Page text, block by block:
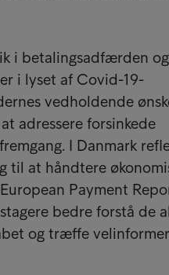
i betalingsadfærden og
i lyset af Covid-19-
vedholdende
adressere forsinkede
I Danmark
til at håndtere
Payment
bedre forstå de
og træffe